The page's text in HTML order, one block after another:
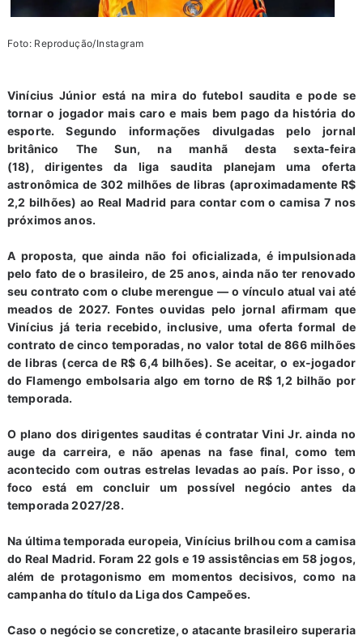
Foto: Reprodução/Instagram
Vinícius Júnior está na mira do futebol saudita e pode se
tornar o jogador mais caro e mais bem pago da história do
esporte. Segundo informações divulgadas pelo jornal
britânico The Sun, na manhã desta sexta-feira
(18), dirigentes da liga saudita planejam uma oferta
astronômica de 302 milhões de libras (aproximadamente R$
2,2 bilhões) ao Real Madrid para contar com o camisa 7 nos
próximos anos.
A proposta, que ainda não foi oficializada, é impulsionada
pelo fato de o brasileiro, de 25 anos, ainda não ter renovado
seu contrato com o clube merengue — o vínculo atual vai até
meados de 2027. Fontes ouvidas pelo jornal afirmam que
Vinícius já teria recebido, inclusive, uma oferta formal de
contrato de cinco temporadas, no valor total de 866 milhões
de libras (cerca de R$ 6,4 bilhões). Se aceitar, o ex-jogador
do Flamengo embolsaria algo em torno de R$ 1,2 bilhão por
temporada.
O plano dos dirigentes sauditas é contratar Vini Jr. ainda no
auge da carreira, e não apenas na fase final, como tem
acontecido com outras estrelas levadas ao país. Por isso, o
foco está em concluir um possível negócio antes da
temporada 2027/28.
Na última temporada europeia, Vinícius brilhou com a camisa
do Real Madrid. Foram 22 gols e 19 assistências em 58 jogos,
além de protagonismo em momentos decisivos, como na
campanha do título da Liga dos Campeões.
Caso o negócio se concretize, o atacante brasileiro superaria